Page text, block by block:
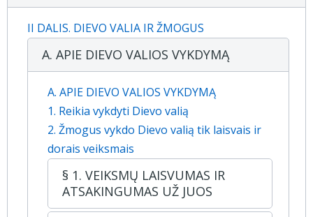
II DALIS. DIEVO VALIA IR ŽMOGUS
A. APIE DIEVO VALIOS VYKDYMĄ
A. APIE DIEVO VALIOS VYKDYMĄ
1. Reikia vykdyti Dievo valią
2. Žmogus vykdo Dievo valią tik laisvais ir
dorais veiksmais
§ 1. VEIKSMŲ LAISVUMAS IR
ATSAKINGUMAS UŽ JUOS